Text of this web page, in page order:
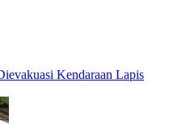
Kendaraan Lapis